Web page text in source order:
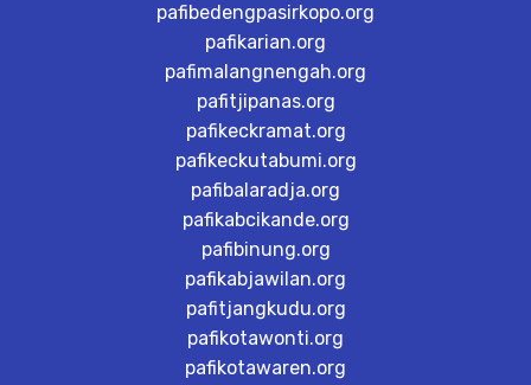
pafibedengpasirkopo.org
pafikarian.org
pafimalangnengah.org
pafitjipanas.org
pafikeckramat.org
pafikeckutabumi.org
pafibalaradja.org
pafikabcikande.org
pafibinung.org
pafikabjawilan.org
pafitjangkudu.org
pafikotawonti.org
pafikotawaren.org